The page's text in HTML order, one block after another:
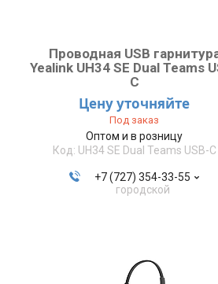
Проводная USB
Yealink UH34 SE Dual Teams
C
Цену уточняйте
Под заказ
Оптом и в розницу
UH34 SE Dual Teams USB-C
+7 (727) 354-33-55
городской